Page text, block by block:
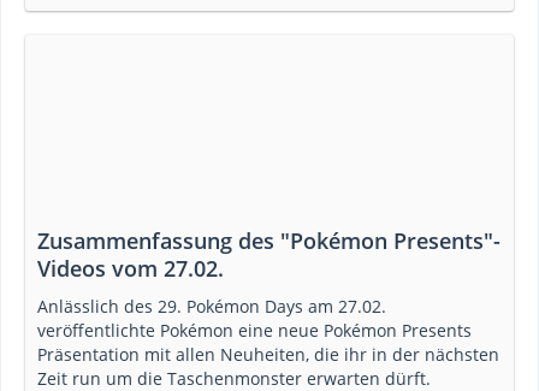
Zusammenfassung des "Pokémon Presents"-
Videos vom 27.02.
Anlässlich des 29. Pokémon Days am 27.02.
veröffentlichte Pokémon eine neue Pokémon Presents
Präsentation mit allen Neuheiten, die ihr in der nächsten
Zeit run um die Taschenmonster erwarten dürft.